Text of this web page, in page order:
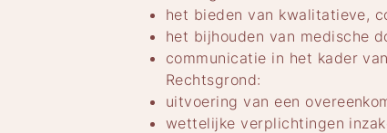
het bieden van kwalitatieve,
het bijhouden van medische
communicatie in het kader
Rechtsgrond:
uitvoering van een
wettelijke verplichtingen